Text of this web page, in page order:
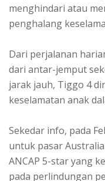
menghindari atau
penghalang
Dari perjalanan
dari antar-jemput
jarak jauh, Tiggo 4
keselamatan anak
Sekedar info, pada
untuk pasar
ANCAP 5-star yang
pada perlindungan